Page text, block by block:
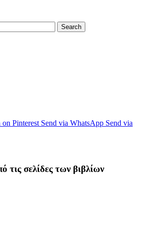
on Pinterest Send via WhatsApp Send via
σελίδες των βιβλίων